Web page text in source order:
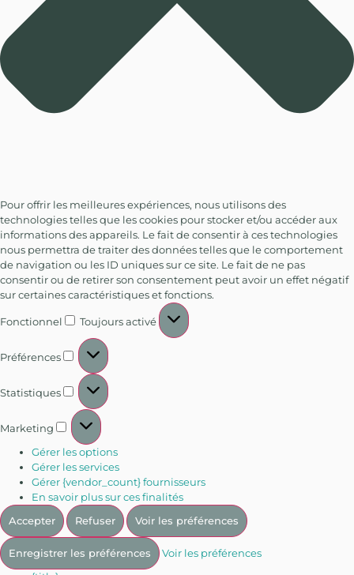
Pour offrir les meilleures expériences, nous utilisons des
technologies telles que les cookies pour stocker et/ou accéder aux
informations des appareils. Le fait de consentir à ces technologies
nous permettra de traiter des données telles que le comportement
de navigation ou les ID uniques sur ce site. Le fait de ne pas
consentir ou de retirer son consentement peut avoir un effet négatif
sur certaines caractéristiques et fonctions.
Fonctionnel Toujours activé
Préférences
Statistiques
Marketing
Gérer les options
Gérer les services
Gérer {vendor_count} fournisseurs
En savoir plus sur ces finalités
Accepter
Refuser Voir les préférences
Enregistrer les préférences
Voir les préférences